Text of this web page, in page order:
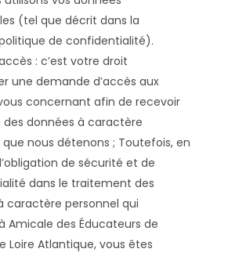
(tel que décrit dans la
de confidentialité).
: c’est votre droit
une demande d’accès aux
concernant afin de recevoir
des données à caractère
nous détenons ; Toutefois, en
de sécurité et de
dans le traitement des
caractère personnel qui
Amicale des Éducateurs de
Loire Atlantique, vous êtes